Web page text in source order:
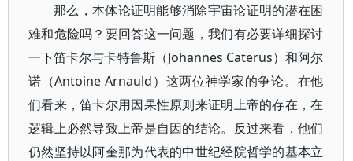
那么，本体论证明能够消除宇宙论证明的潜在困
难和危险吗？要回答这一问题，我们有必要详细探讨
一下笛卡尔与卡特鲁斯（Johannes Caterus）和阿尔
诺（Antoine Arnauld）这两位神学家的争论。在他
们看来，笛卡尔用因果性原则来证明上帝的存在，在
逻辑上必然导致上帝是自因的结论。反过来看，他们
仍然坚持以阿奎那为代表的中世纪经院哲学的基本立